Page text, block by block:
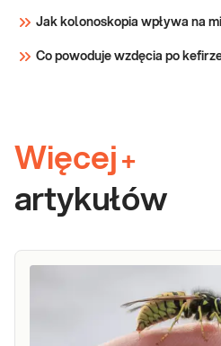
Jak kolonoskopia wpływa na
Co powoduje wzdęcia po
Więcej +
artykułów